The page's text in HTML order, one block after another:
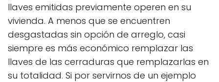
llaves emitidas previamente operen en su
vivienda. A menos que se encuentren
desgastadas sin opción de arreglo, casi
siempre es más económico remplazar las
llaves de las cerraduras que remplazarlas en
su totalidad. Si por servirnos de un ejemplo